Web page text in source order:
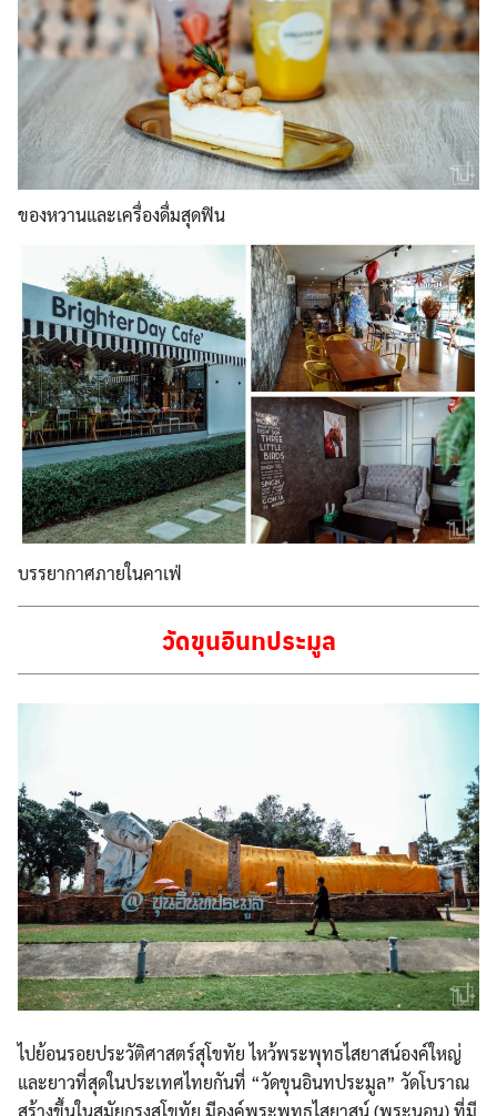
ของหวานและเครื่องดื่มสุดฟิน
บรรยากาศภายในคาเฟ่
วัดขุนอินทประมูล
ไปย้อนรอยประวัติศาสตร์สุโขทัย ไหว้พระพุทธไสยาสน์องค์ใหญ่
และยาวที่สุดในประเทศไทยกันที่ “วัดขุนอินทประมูล” วัดโบราณ